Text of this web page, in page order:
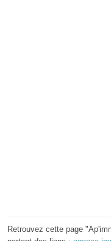
Retrouvez cette page